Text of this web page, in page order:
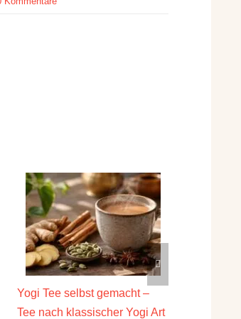
Yogi Tee selbst gemacht –
Tee nach klassischer Yogi Art